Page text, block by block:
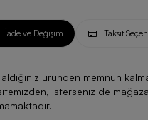
İade ve Değişim Taksit
aldığınız üründen memnun
isterseniz de